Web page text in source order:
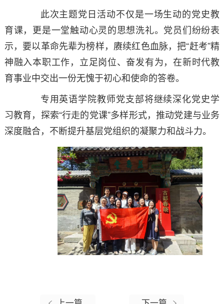
此次主题党日活动不仅是一场生动的党史教
育课，更是一堂触动心灵的思想洗礼。党员们纷纷表
示，要以革命先辈为榜样，赓续红色血脉，把“赶考”精
神融入本职工作，立足岗位、奋发有为，在新时代教
育事业中交出一份无愧于初心和使命的答卷。
专用英语学院教师党支部将继续深化党史学
习教育，探索“行走的党课”多样形式，推动党建与业务
深度融合，不断提升基层党组织的凝聚力和战斗力。